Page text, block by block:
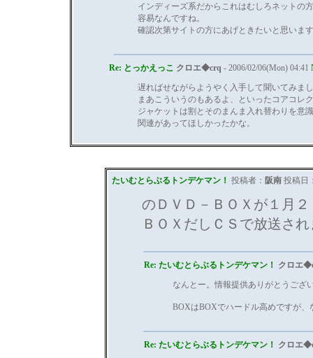
インディーズ系だからこれはむしろネットの
容易なんですね。
確認次第サイトの方にあげときたいと思いま
Re: とっかえっこ クロエ◆crq - 2006/02/06(Mon) 04:41
遅ればせながらようやく入手して聞いてみま
まあこういうのもあるよ、といったコアコレ
ジャケットは割とそのまんま入れ替わりを意
関連があってほしかったかな。
たいむとらぶるトンデケマン！ 投稿者： 阪南 投稿日
のＤＶＤ－ＢＯＸが１月
ＢＯＸだしＣＳで放送さ
Re: たいむとらぶるトンデケマン！
クロエ
なんとー。情報提供ありがとうござ
BOXはBOXでハードル高めですが
Re: たいむとらぶるトンデケマン！
クロエ